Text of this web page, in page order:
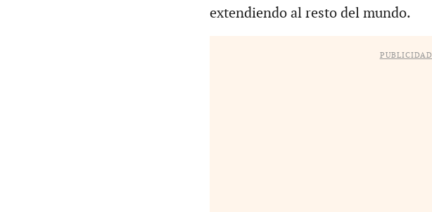
extendiendo al resto del mundo.
PUBLICIDAD